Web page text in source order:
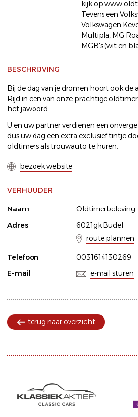
kijk op
Tevens een
Volkswagen
Multipla, MG
MGB's (wit en
BESCHRIJVING
Bij de dag van je dromen hoort ook de
Rijd in een van onze prachtige
het jawoord.
U en uw partner verdienen een
dus uw dag een extra exclusief tintje
oldtimers als trouwauto te huren.
bezoek website
VERHUUDER
Naam
Oldtimerbeleving
Adres
6021gk Budel
route plannen
Telefoon
0031614130269
E-mail
e-mail sturen
terug naar overzicht